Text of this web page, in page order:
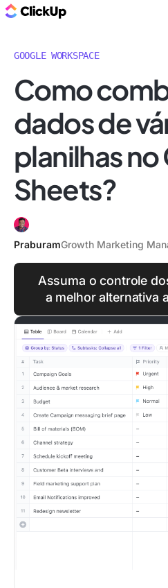
GOOGLE WORKSPACE
Como
dados de
planilhas
Sheets?
PraburamGrowth Marketing
Assuma o controle
a melhor alternativa